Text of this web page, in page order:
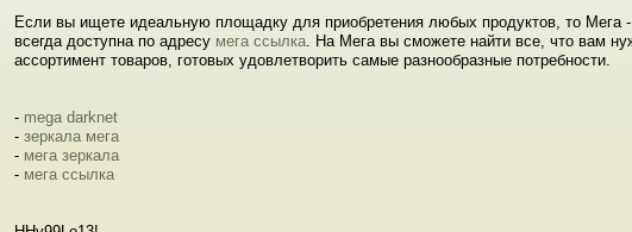
Если вы ищете идеальную площадку для приобретения любых продуктов, то
всегда доступна по адресу мега ссылка . На Мега вы сможете найти все, что вам
ассортимент товаров, готовых удовлетворить самые разнообразные потребности.
- mega darknet
- зеркала мега
- мега зеркала
- мега ссылка